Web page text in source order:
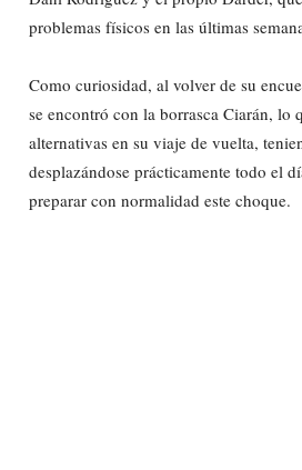
problemas físicos en las últimas
Como curiosidad, al volver de su
se encontró con la borrasca Ciarán, lo
alternativas en su viaje de vuelta,
desplazándose prácticamente todo el
preparar con normalidad este choque.